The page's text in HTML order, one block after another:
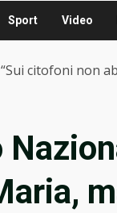
Sport Video
citofoni non